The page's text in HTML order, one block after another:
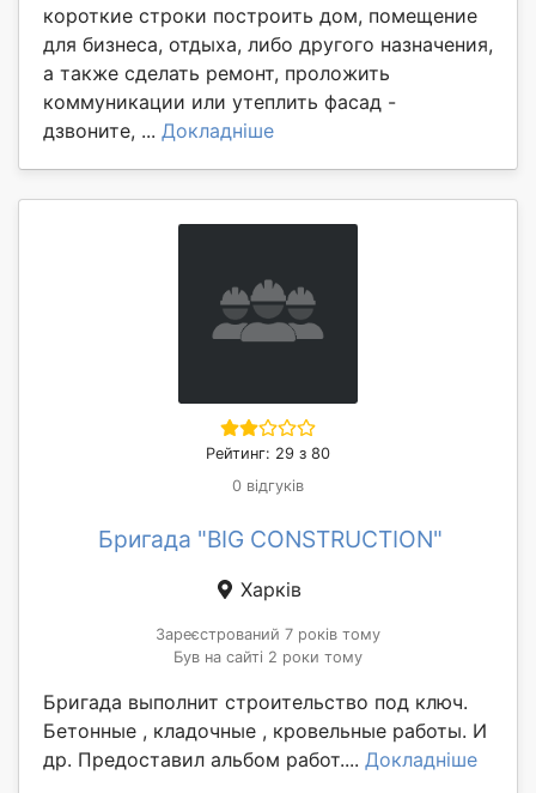
короткие строки построить дом, помещение
для бизнеса, отдыха, либо другого назначения,
а также сделать ремонт, проложить
коммуникации или утеплить фасад -
дзвоните, ... Докладніше
Рейтинг: 29 з 80
0 відгуків
Бригада "BIG CONSTRUCTION"
Харків
Зареєстрований 7 років тому
Був на сайті 2 роки тому
Бригада выполнит строительство под ключ.
Бетонные , кладочные , кровельные работы. И
др. Предоставил альбом работ.... Докладніше